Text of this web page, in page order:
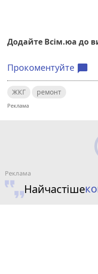
Додайте Всім.юа до
Прокоментуйте chat_bubble
ЖКГ ремонт
Найчастіше